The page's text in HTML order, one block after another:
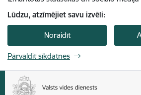
Lūdzu, atzīmējiet savu izvēli:
Noraidīt
Pārvaldīt sīkdatnes